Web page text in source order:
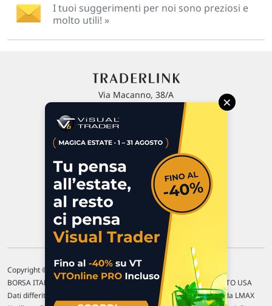
I tuoi suggerimenti per noi sono preziosi e
molto utili! »
Via Macanno, 38/A
P.IVA 02 452 460 401
Commenti e segnalazioni
Contattaci
Copyright © 1996-2026 Traderlink Italia s.r.l.
BORSA ITALIANA Quotazioni di borsa differite di 15 min. / MERCATO USA
Dati differiti di 15 min. (fonte Intrinio) / FOREX Quotazioni fornite da LMAX
×